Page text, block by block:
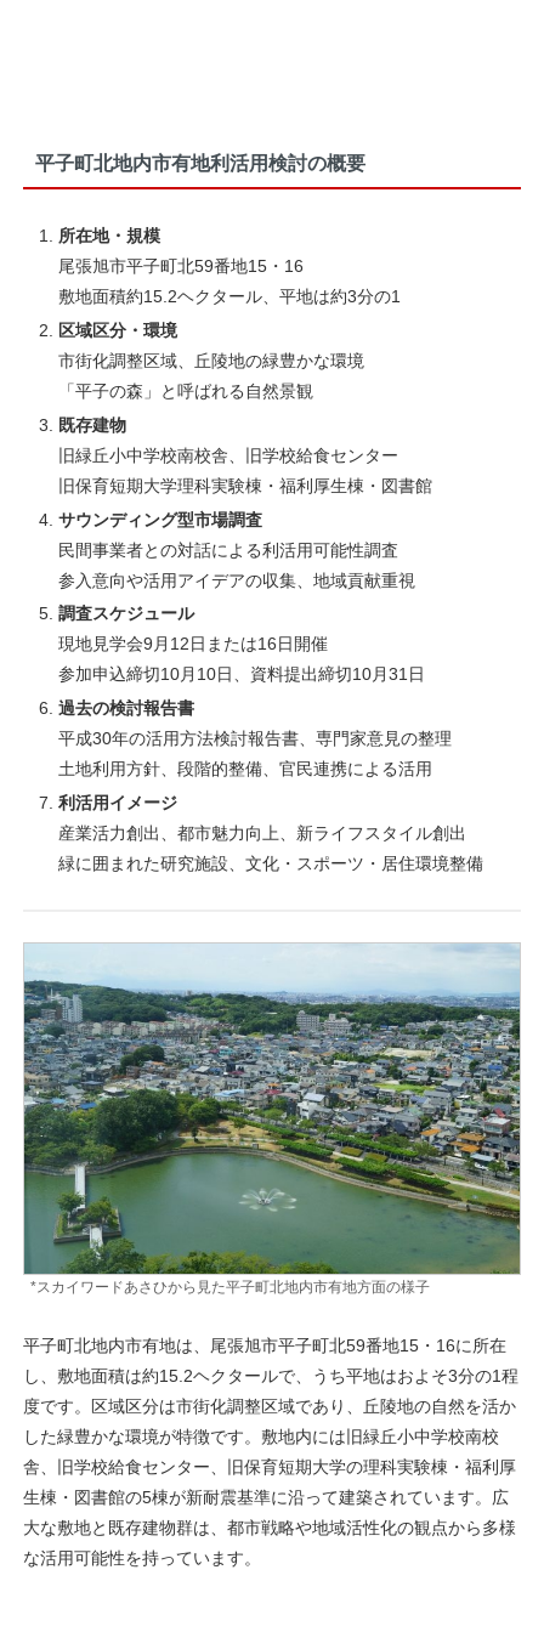
平子町北地内市有地利活用検討の概要
所在地・規模
尾張旭市平子町北59番地15・16
敷地面積約15.2ヘクタール、平地は約3分の1
区域区分・環境
市街化調整区域、丘陵地の緑豊かな環境
「平子の森」と呼ばれる自然景観
既存建物
旧緑丘小中学校南校舎、旧学校給食センター
旧保育短期大学理科実験棟・福利厚生棟・図書館
サウンディング型市場調査
民間事業者との対話による利活用可能性調査
参入意向や活用アイデアの収集、地域貢献重視
調査スケジュール
現地見学会9月12日または16日開催
参加申込締切10月10日、資料提出締切10月31日
過去の検討報告書
平成30年の活用方法検討報告書、専門家意見の整理
土地利用方針、段階的整備、官民連携による活用
利活用イメージ
産業活力創出、都市魅力向上、新ライフスタイル創出
緑に囲まれた研究施設、文化・スポーツ・居住環境整備
*スカイワードあさひから見た平子町北地内市有地方面の様子
平子町北地内市有地は、尾張旭市平子町北59番地15・16に所在
し、敷地面積は約15.2ヘクタールで、うち平地はおよそ3分の1程
度です。区域区分は市街化調整区域であり、丘陵地の自然を活か
した緑豊かな環境が特徴です。敷地内には旧緑丘小中学校南校
舎、旧学校給食センター、旧保育短期大学の理科実験棟・福利厚
生棟・図書館の5棟が新耐震基準に沿って建築されています。広
大な敷地と既存建物群は、都市戦略や地域活性化の観点から多様
な活用可能性を持っています。